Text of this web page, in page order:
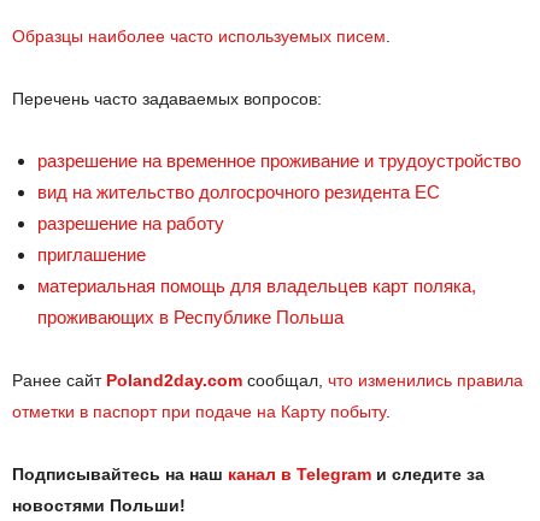
Образцы наиболее часто используемых писем
Перечень часто задаваемых вопросов:
разрешение на временное проживание и трудоустройство
вид на жительство долгосрочного резидента ЕС
разрешение на работу
приглашение
материальная помощь для владельцев карт поляка,
проживающих в Республике Польша
Ранее сайт Poland2day.com сообщал, что изменились правила
отметки в паспорт при подаче на Карту побыту.
Подписывайтесь на наш канал в Telegram и следите за
новостями Польши!